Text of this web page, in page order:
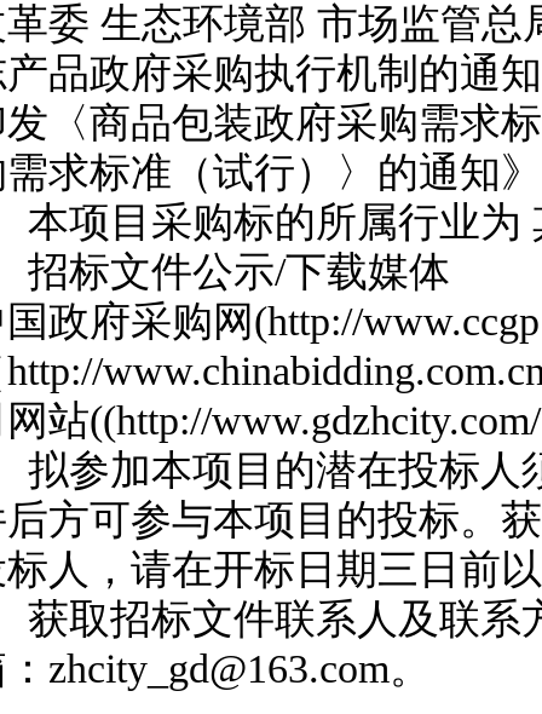
委 生态环境部 市场监管
品政府采购执行机制的通
〈商品包装政府采购需求
求标准（试行）〉的通知
本项目采购标的所属行业为
招标文件公示/下载媒体
政府采购网(http://
站((http://
拟参加本项目的潜在投标
方可参与本项目的投标。
人，请在开标日期三日前
获取招标文件联系人及联系
zhcity_gd@163.com。